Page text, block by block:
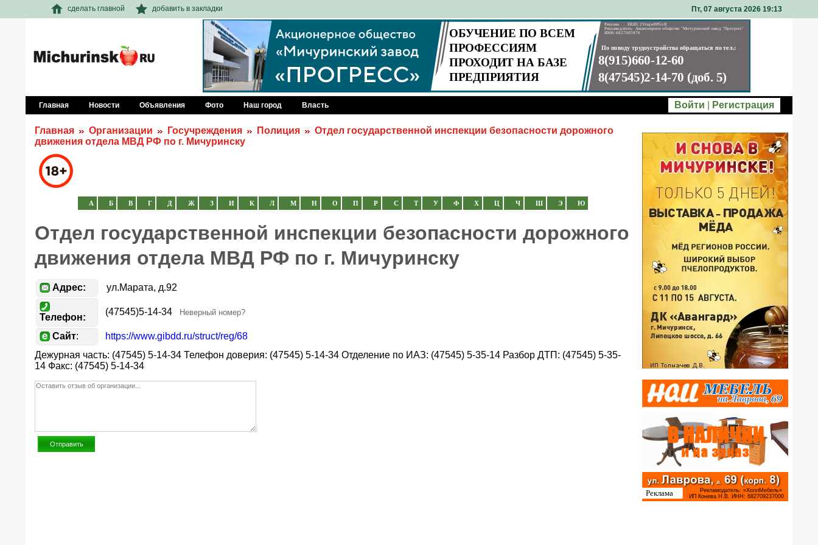
сделать главной добавить в закладки Пт, 07 августа 2026 19 13
Главная Новости Объявления Фото Наш город Власть Войти Регистрация
Главная Организации Госучреждения Полиция
Отдел государственной инспекции безопасности дорожного
движения отдела МВД РФ по г. Мичуринску
А Б В Г Д Ж З И К Л М Н О П Р С Т У Ф Х Ц Ч Ш Э Ю
Отдел государственной инспекции безопасности дорожного
движения отдела МВД РФ по г. Мичуринску
Адрес: ул.Марата, д.92
Телефон:
(47545)5-14-34 Неверный номер?
Сайт:
https://www.gibdd.ru/struct/reg/68
Дежурная часть: (47545) 5-14-34 Телефон доверия: (47545) 5-14-34 Отделение по ИАЗ: (47545) 5-35-14 Разбор ДТП: (47545) 5-35-
14 Факс: (47545) 5-14-34